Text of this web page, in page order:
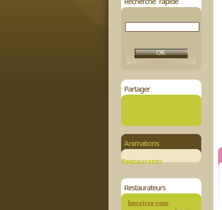
Partager
Animations
Restaurants
Restaurateurs
Inscrivez vous